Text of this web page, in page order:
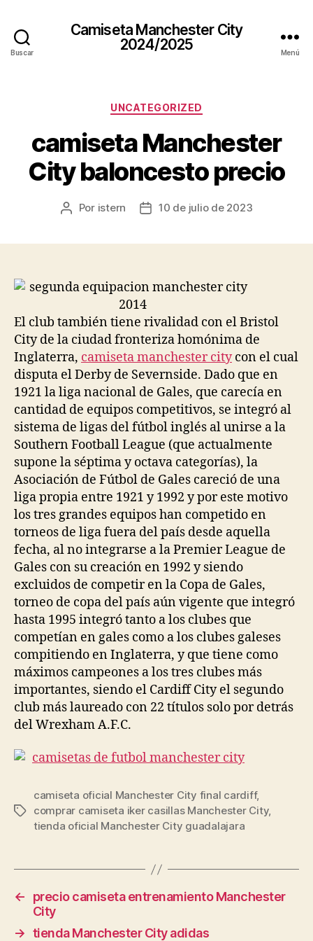
Buscar
Camiseta Manchester City
2024/2025
Menú
Categorías
UNCATEGORIZED
camiseta Manchester
City baloncesto precio
Autor
Por istern
Fecha10 de julio de 2023
El club también tiene rivalidad con el Bristol
City de la ciudad fronteriza homónima de
Inglaterra, camiseta manchester citycon el cual
disputa el Derby de Severnside. Dado que en
1921 la liga nacional de Gales, que carecía en
cantidad de equipos competitivos, se integró al
sistema de ligas del fútbol inglés al unirse a la
Southern Football League (que actualmente
supone la séptima y octava categorías), la
Asociación de Fútbol de Gales careció de una
liga propia entre 1921 y 1992 y por este motivo
los tres grandes equipos han competido en
torneos de liga fuera del país desde aquella
fecha, al no integrarse a la Premier League de
Gales con su creación en 1992 y siendo
excluidos de competir en la Copa de Gales,
torneo de copa del país aún vigente que integró
hasta 1995 integró tanto a los clubes que
competían en gales como a los clubes galeses
compitiendo en Inglaterra, y que tiene como
máximos campeones a los tres clubes más
importantes, siendo el Cardiff City el segundo
club más laureado con 22 títulos solo por detrás
del Wrexham A.F.C.
Etiquetas
camiseta oficial Manchester City final cardiff,
comprar camiseta iker casillas Manchester City,
tienda oficial Manchester City guadalajara
←
precio camiseta entrenamiento Manchester
City
→ tienda Manchester City adidas